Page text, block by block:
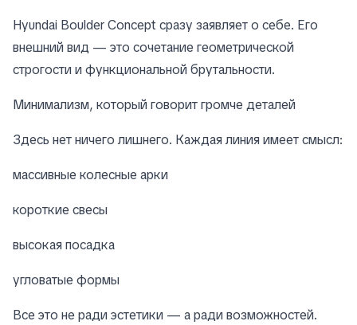
Hyundai Boulder Concept сразу заявляет о себе. Его
внешний вид — это сочетание геометрической
строгости и функциональной брутальности.
Минимализм, который говорит громче деталей
Здесь нет ничего лишнего. Каждая линия имеет смысл:
массивные колесные арки
короткие свесы
высокая посадка
угловатые формы
Все это не ради эстетики — а ради возможностей.